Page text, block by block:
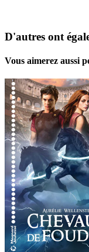
D'autres ont
Vous aimerez aussi